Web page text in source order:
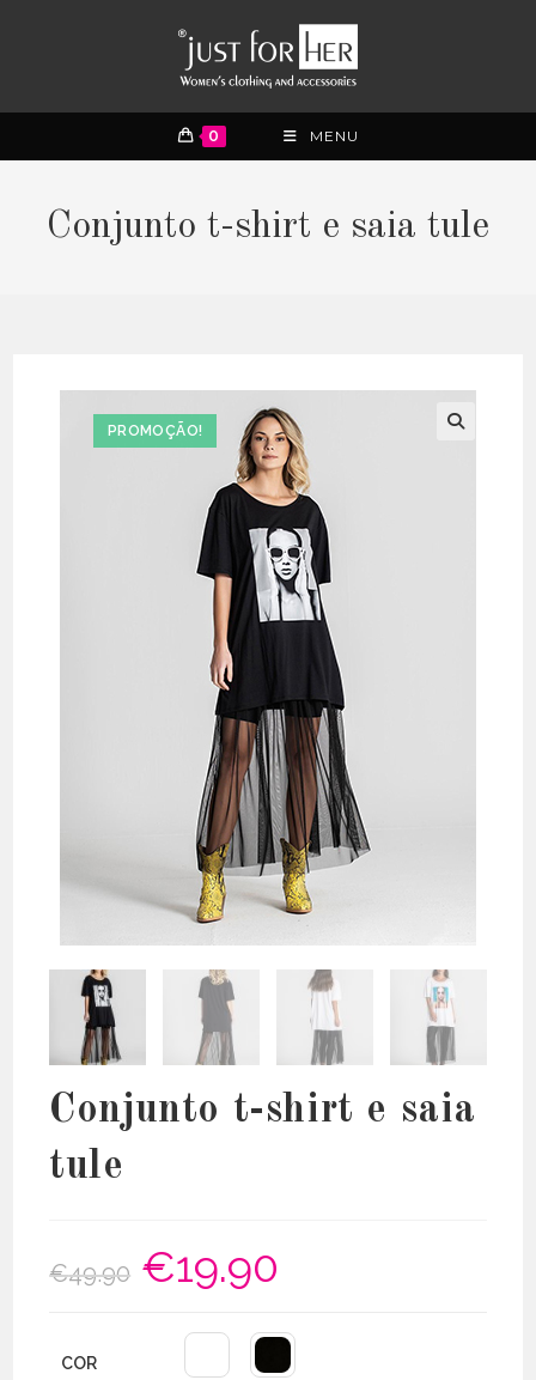
0 MENU
Conjunto t-shirt e saia tule
PROMOÇÃO!
Conjunto t-shirt e saia
tule
€49.90
O
preço
original
€19.90
COR